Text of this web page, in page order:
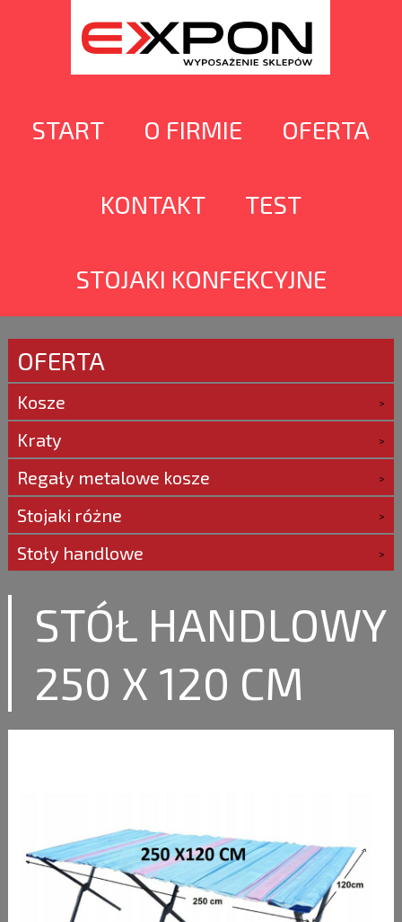
START O FIRMIE OFERTA
KONTAKT TEST
STOJAKI KONFEKCYJNE
OFERTA
Kosze
Kraty
Regały metalowe kosze
Stojaki różne
Stoły handlowe
STÓŁ HANDLOWY
250 X 120 CM